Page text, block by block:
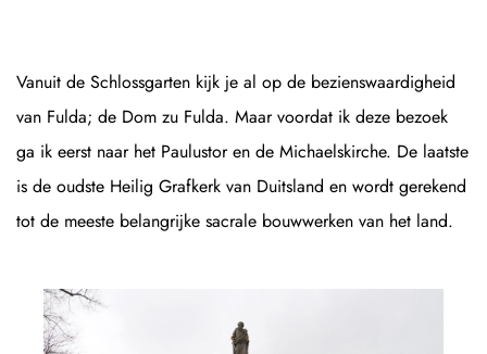
Vanuit de Schlossgarten kijk je al op de bezienswaardigheid
van Fulda; de Dom zu Fulda. Maar voordat ik deze bezoek
ga ik eerst naar het Paulustor en de Michaelskirche. De laatste
is de oudste Heilig Grafkerk van Duitsland en wordt gerekend
tot de meeste belangrijke sacrale bouwwerken van het land.